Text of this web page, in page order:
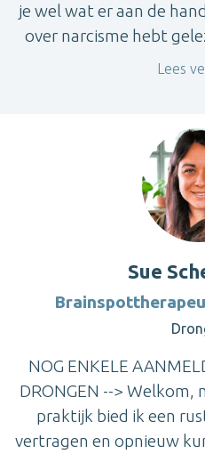
je wel wat er aan de
over narcisme hebt
Lees
Sue
NOG ENKELE
DRONGEN --> Welkom,
praktijk bied ik een
vertragen en opnieuw